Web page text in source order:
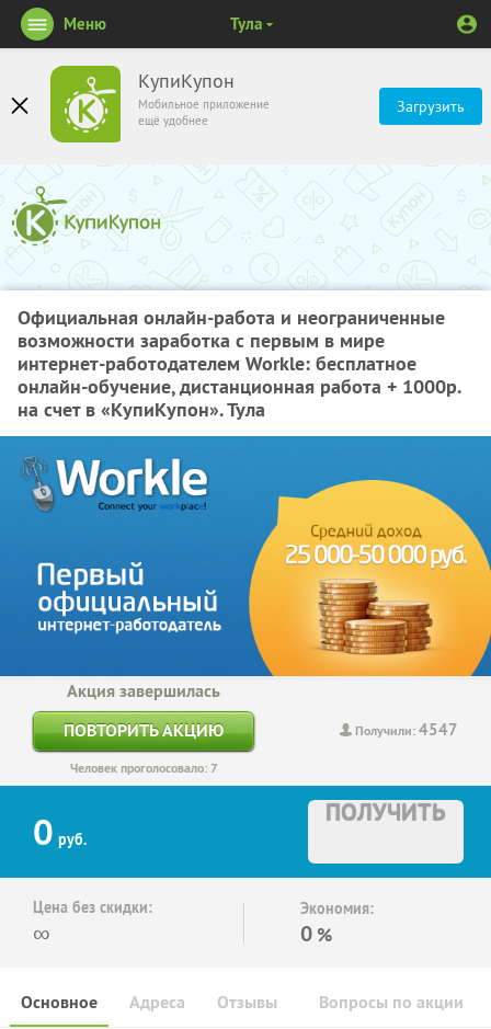
КупиКупон
Мобильное приложение
ещё удобнее
Загрузить
Меню Тула
Официальная онлайн-работа и неограниченные
возможности заработка с первым в мире
интернет-работодателем Workle: бесплатное
онлайн-обучение, дистанционная работа + 1000р.
на счет в «КупиКупон». Тула
Получили:4547
Акция завершилась
ПОВТОРИТЬ АКЦИЮ
Человек проголосовало: 7
0 руб.
ПОЛУЧИТЬ
Цена без скидки:
∞
Экономия:
0 %
Основное Отзывы Вопросы по акции
Адреса